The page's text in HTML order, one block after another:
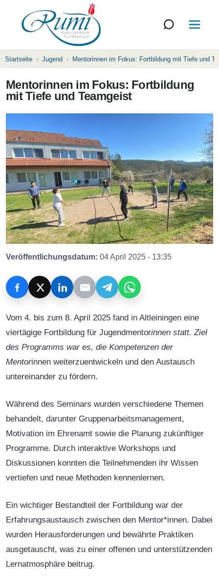
Startseite Jugend Mentorinnen im Fokus: Fortbildung mit Tiefe und
Mentorinnen im Fokus: Fortbildung
mit Tiefe und Teamgeist
Veröffentlichungsdatum: 04 April 2025 - 13:35
Vom 4. bis zum 8. April 2025 fand in Altleiningen eine
viertägige Fortbildung für Jugendmentorinnen statt. Ziel
des Programms war es, die Kompetenzen der
Mentorinnen weiterzuentwickeln und den Austausch
untereinander zu fördern.
Während des Seminars wurden verschiedene Themen
behandelt, darunter Gruppenarbeitsmanagement,
Motivation im Ehrenamt sowie die Planung zukünftiger
Programme. Durch interaktive Workshops und
Diskussionen konnten die Teilnehmenden ihr Wissen
vertiefen und neue Methoden kennenlernen.
Ein wichtiger Bestandteil der Fortbildung war der
Erfahrungsaustausch zwischen den Mentor*innen. Dabei
wurden Herausforderungen und bewährte Praktiken
ausgetauscht, was zu einer offenen und unterstützenden
Lernatmosphäre beitrug.